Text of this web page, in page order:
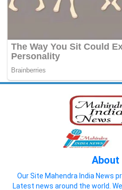
About
Our Site Mahendra India News
Latest news around the world.